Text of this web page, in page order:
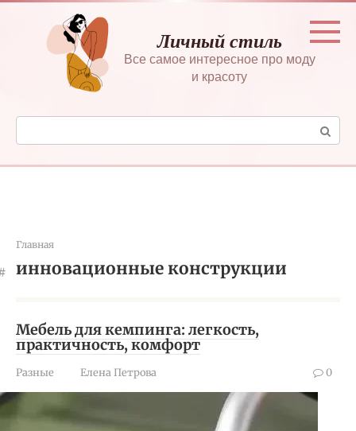
Перейти
контенту
Личный стиль
Все самое интересное про моду
и красоту
Поиск:
Главная
инновационные конструкции
Мебель для кемпинга: легкость,
практичность, комфорт
Разные Елена Петрова 0